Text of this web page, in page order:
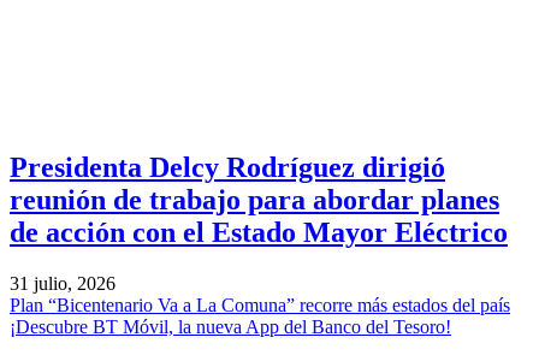
Presidenta Delcy Rodríguez dirigió
reunión de trabajo para abordar planes
de acción con el Estado Mayor Eléctrico
31 julio, 2026
Plan “Bicentenario Va a La Comuna” recorre más estados del país
¡Descubre BT Móvil, la nueva App del Banco del Tesoro!